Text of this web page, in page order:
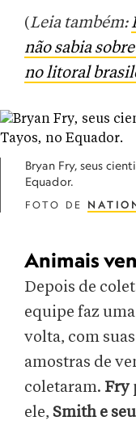
(Leia também:
não sabia
no litoral
Bryan Fry, seus
Equador.
FOTO DE
Animais
Depois de
equipe faz
volta, com
amostras de
coletaram. Fry
ele, Smith e